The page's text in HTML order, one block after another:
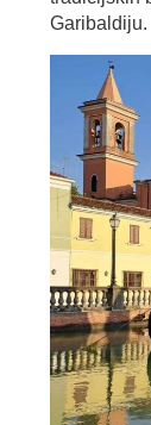
Garibaldiju.